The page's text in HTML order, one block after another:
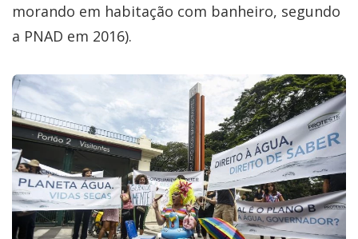
morando em habitação com banheiro, segundo
a PNAD em 2016).